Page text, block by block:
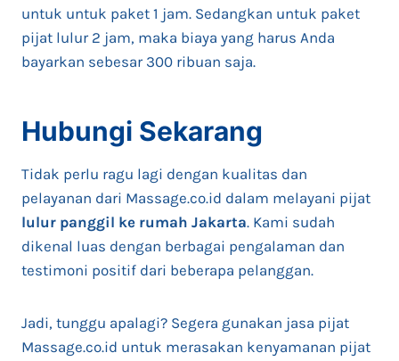
untuk untuk paket 1 jam. Sedangkan untuk paket
pijat lulur 2 jam, maka biaya yang harus Anda
bayarkan sebesar 300 ribuan saja.
Hubungi Sekarang
Tidak perlu ragu lagi dengan kualitas dan
pelayanan dari Massage.co.id dalam melayani pijat
lulur panggil ke rumah Jakarta. Kami sudah
dikenal luas dengan berbagai pengalaman dan
testimoni positif dari beberapa pelanggan.
Jadi, tunggu apalagi? Segera gunakan jasa pijat
Massage.co.id untuk merasakan kenyamanan pijat